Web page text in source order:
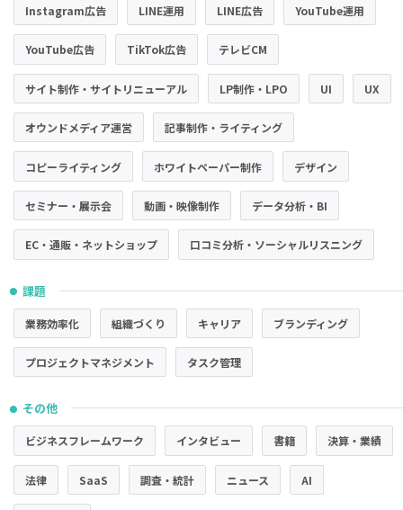
Instagram広告 LINE運用 LINE広告 YouTube運用
YouTube広告 TikTok広告 テレビCM
サイト制作・サイトリニューアル LP制作・LPO UI UX
オウンドメディア運営 記事制作・ライティング
コピーライティング ホワイトペーパー制作 デザイン
セミナー・展示会 動画・映像制作 データ分析・BI
EC・通販・ネットショップ 口コミ分析・ソーシャルリスニング
● 課題
業務効率化 組織づくり キャリア ブランディング
プロジェクトマネジメント タスク管理
● その他
ビジネスフレームワーク インタビュー 書籍 決算・業績
法律 SaaS 調査・統計 ニュース AI